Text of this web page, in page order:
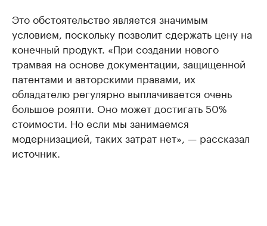
Это обстоятельство является значимым
условием, поскольку позволит сдержать цену на
конечный продукт. «При создании нового
трамвая на основе документации, защищенной
патентами и авторскими правами, их
обладателю регулярно выплачивается очень
большое роялти. Оно может достигать 50%
стоимости. Но если мы занимаемся
модернизацией, таких затрат нет», — рассказал
источник. ​